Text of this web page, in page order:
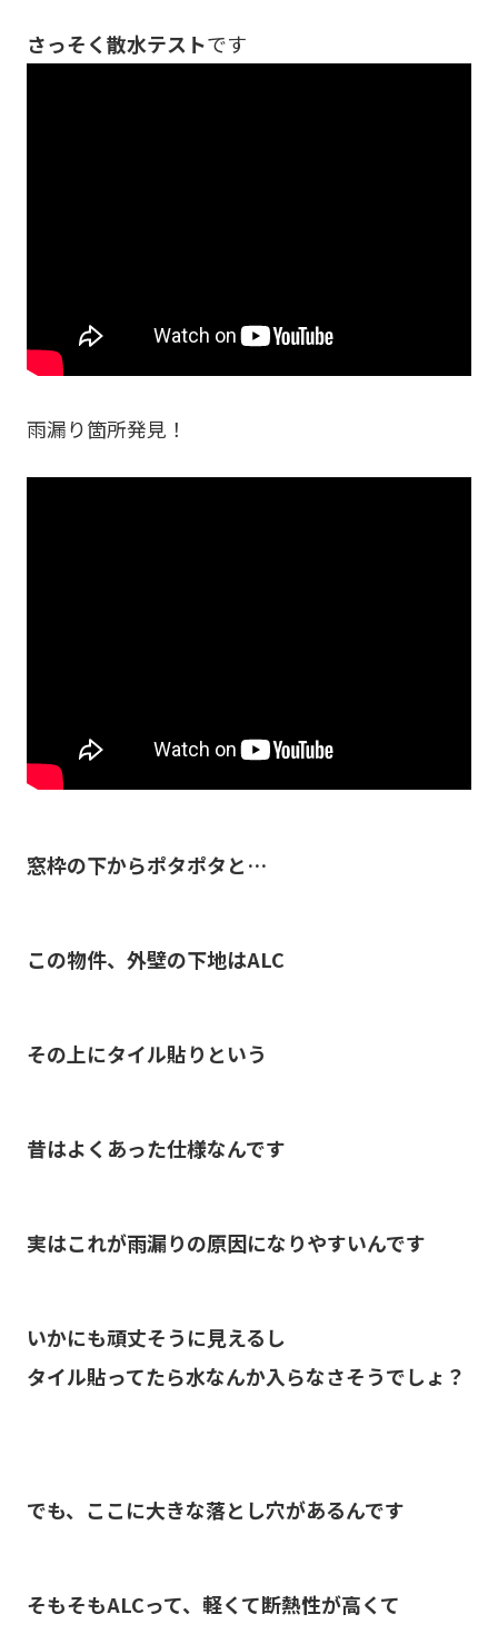
さっそく散水テストです
雨漏り箇所発見！
窓枠の下からポタポタと…
この物件、外壁の下地はALC
その上にタイル貼りという
昔はよくあった仕様なんです
実はこれが雨漏りの原因になりやすいんです
いかにも頑丈そうに見えるし
タイル貼ってたら水なんか入らなさそうでしょ？
でも、ここに大きな落とし穴があるんです
そもそもALCって、軽くて断熱性が高くて